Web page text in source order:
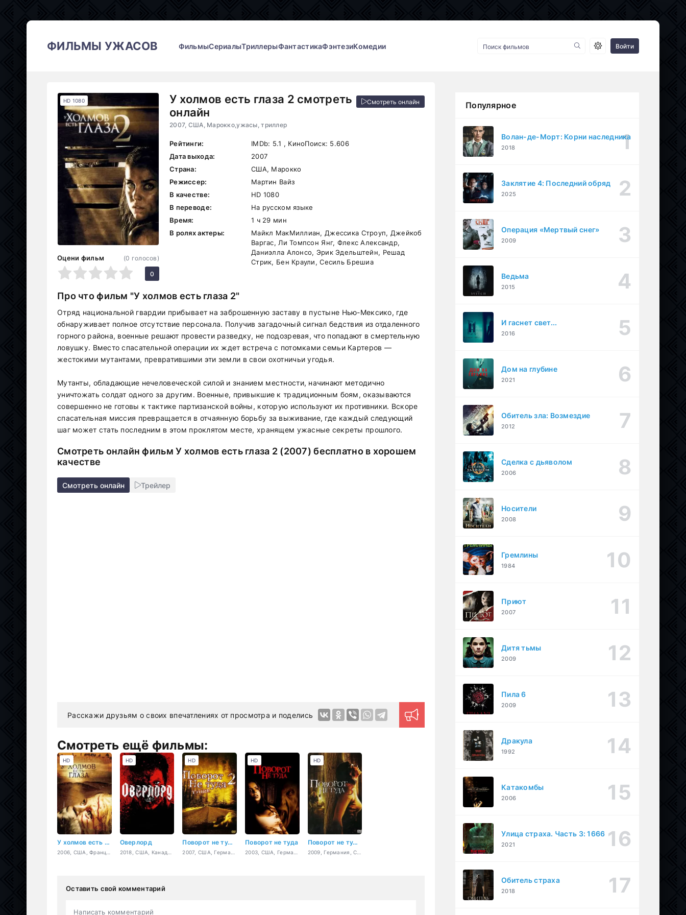
ФИЛЬМЫ УЖАСОВ ФильмыСериалыТриллерыФантастикаФэнтезиКомедии Войти
У холмов есть глаза 2 смотреть
онлайн
2007, США, Марокко,ужасы, триллер
Смотреть онлайн
HD 1080
Оцени фильм
5
(0 голосов)
0
Рейтинги: IMDb: 5.1 , КиноПоиск: 5.606
Дата выхода:
2007
Страна:
США, Марокко
Режиссер:
Мартин Вайз
В качестве:
HD 1080
В переводе:
На русском языке
Время:
1 ч 29 мин
В ролях актеры:
Майкл МакМиллиан, Джессика Строуп, Джейкоб
Варгас, Ли Томпсон Янг, Флекс Александр,
Даниэлла Алонсо, Эрик Эдельштейн, Решад
Стрик, Бен Краули, Сесиль Брешиа
Про что фильм "У холмов есть глаза 2"
Отряд национальной гвардии прибывает на заброшенную заставу в пустыне Нью-Мексико, где
обнаруживает полное отсутствие персонала. Получив загадочный сигнал бедствия из отдаленного
горного района, военные решают провести разведку, не подозревая, что попадают в смертельную
ловушку. Вместо спасательной операции их ждет встреча с потомками семьи Картеров —
жестокими мутантами, превратившими эти земли в свои охотничьи угодья.
Мутанты, обладающие нечеловеческой силой и знанием местности, начинают методично
уничтожать солдат одного за другим. Военные, привыкшие к традиционным боям, оказываются
совершенно не готовы к тактике партизанской войны, которую используют их противники. Вскоре
спасательная миссия превращается в отчаянную борьбу за выживание, где каждый следующий
шаг может стать последним в этом проклятом месте, хранящем ужасные секреты прошлого.
Смотреть онлайн фильм У холмов есть глаза 2 (2007) бесплатно в хорошем
качестве
Смотреть онлайн Трейлер
Расскажи друзьям о своих впечатлениях от просмотра и поделись
Смотреть ещё фильмы:
У холмов есть глаза
HD
Оверлорд
HD
Поворот не туда 2: Тупик
HD
Поворот не туда
HD
Поворот не туда 3
HD
Оставить свой комментарий
Написать комментарий
Популярное
Волан-де-Морт: Корни наследника
2018
Заклятие 4: Последний обряд
2025
Операция «Мертвый снег»
2009
Ведьма
2015
И гаснет свет...
2016
Дом на глубине
2021
Обитель зла: Возмездие
2012
Сделка с дьяволом
2006
Носители
2008
Гремлины
1984
Приют
2007
Дитя тьмы
2009
Пила 6
2009
Дракула
1992
Катакомбы
2006
Улица страха. Часть 3: 1666
2021
Обитель страха
2018